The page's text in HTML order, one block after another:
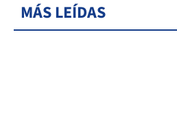
MÁS LEÍDAS